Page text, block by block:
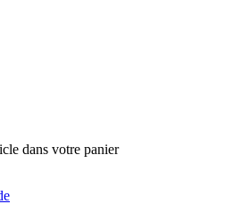
dans votre panier